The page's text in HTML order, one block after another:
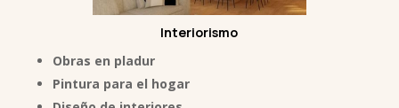
Interiorismo
Obras en pladur
Pintura para el hogar